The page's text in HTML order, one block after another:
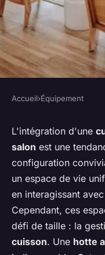
ÉQUIPEMENT
Comment
hotte
une
salon ?
Baptiste
Accueil›Équipement
L'intégration d'une
salon est une
configuration
un espace de vie
en interagissant
Cependant, ces
défi de taille : la
cuisson. Une hotte